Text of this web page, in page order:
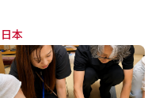
日本